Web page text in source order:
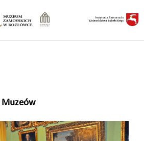
Muzeów